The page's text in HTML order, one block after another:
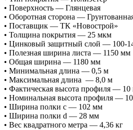
• Поверхность — Глянцевая
• Оборотная сторона —
• Поставщик — ТК «Новострой»
• Толщина покрытия — 25 мкм
• Цинковый защитный слой — 100-
• Полезная ширина листа — 1150 мм
• Общая ширина — 1180 мм
• Минимальная длина — 0,5 м
• Максимальная длина — 8,0 м
• Фактическая высота профиля —
• Номинальная высота профиля —
• Ширина полки с — 102 мм
• Ширина полки d — 28 мм
• Вес квадратного метра — 4,36 кг